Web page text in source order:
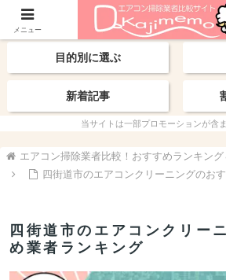
【最新】おすすめ業者
目的別に選ぶ
新着記事
当サイトは一部プロモーションが含
エアコン掃除業者比較！おすすめランキング
四街道市のエアコンクリーニングのお
四街道市のエアコンクリー
め業者ランキング
メニュー